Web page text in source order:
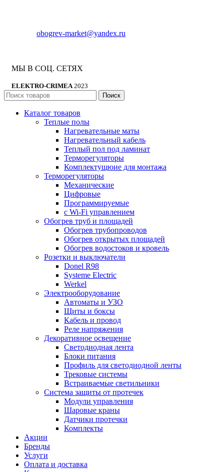
obogrev-market@yandex.ru
МЫ В СОЦ. СЕТЯХ
ELEKTRO-CRIMEA 2023
Поиск
Каталог товаров
Теплые полы
Нагревательные маты
Нагревательный кабель
Теплый пол под ламинат
Терморегуляторы
Комплектущюие для монтажа
Терморегуляторы
Механические
Цифровые
Программируемые
с Wi-Fi управлением
Обогрев труб и площадей
Обогрев трубопроводов
Обогрев открытых площадей
Обогрев водостоков и кровель
Розетки и выключатели
Donel R98
Systeme Electric
Werkel
Электрооборудование
Автоматы и УЗО
Щиты и боксы
Кабель и провод
Реле напряжения
Декоративное освещение
Светодиодная лента
Блоки питания
Профиль для светодиодной ленты
Трековые системы
Встраиваемые светильники
Cистема защиты от протечек
Модули управления
Шаровые краны
Датчики протечки
Комплекты
Акции
Бренды
Услуги
Оплата и доставка